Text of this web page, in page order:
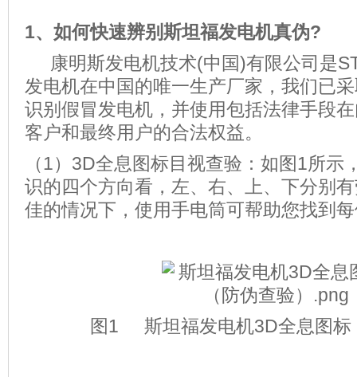
1、 如何快速辨别斯坦福发电机真伪?
康明斯发电机技术(中国)有限公司是
发电机在中国的唯一生产厂家，我们已
识别假冒发电机，并使用包括法律手段
客户和最终用户的合法权益。
（1）3D全息图标目视查验：如图1所示
识的四个方向看，左、右、上、下分别
佳的情况下，使用手电筒可帮助您找到
图1 斯坦福发电机3D全息图标